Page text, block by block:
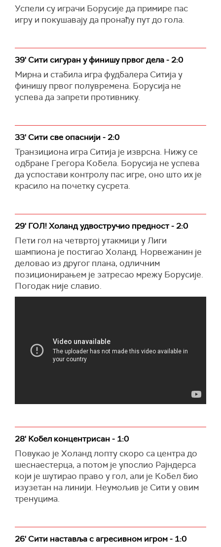
Успели су играчи Борусије да примире пас
игру и покушавају да пронађу пут до гола.
39' Сити сигуран у финишу првог дела - 2:0
Мирна и стабила игра фудбалера Ситија у
финишу првог полувремена. Борусија не
успева да запрети противнику.
33' Сити све опаснији - 2:0
Транзициона игра Ситија је изврсна. Нижу се
одбране Грегора Кобела. Борусија не успева
да успостави контролу пас игре, оно што их је
красило на почетку сусрета.
29' ГОЛ! Холанд удвостручио предност - 2:0
Пети гол на четвртој утакмици у Лиги
шампиона је постигао Холанд. Норвежанин је
деловао из другог плана, одличним
позиционирањем је затресао мрежу Борусије.
Погодак није славио.
28' Кобел концентрисан - 1:0
Повукао је Холанд лопту скоро са центра до
шеснаестерца, а потом је упослио Рајндерса
који је шутирао право у гол, али је Кобел био
изузетан на линији. Неумољив је Сити у овим
тренуцима.
26' Сити наставља с агресивном игром - 1:0